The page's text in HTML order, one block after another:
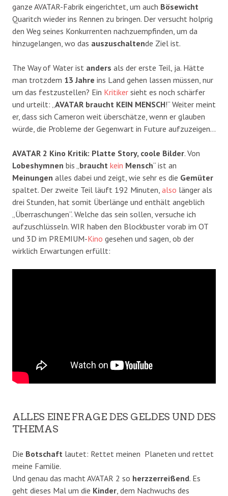
ganze AVATAR-Fabrik eingerichtet, um auch Bösewicht
Quaritch wieder ins Rennen zu bringen. Der versucht holprig
den Weg seines Konkurrenten nachzuempfinden, um da
hinzugelangen, wo das auszuschaltende Ziel ist.
The Way of Water ist anders als der erste Teil, ja. Hätte
man trotzdem 13 Jahre ins Land gehen lassen müssen, nur
um das festzustellen? Ein Kritiker sieht es noch schärfer
und urteilt: „ AVATAR braucht KEIN MENSCH!“ Weiter meint
er, dass sich Cameron weit überschätze, wenn er glauben
würde, die Probleme der Gegenwart in Future aufzuzeigen…
AVATAR 2 Kino Kritik: Platte Story, coole Bilder. Von
Lobeshymnen bis „ braucht kein Mensch“ ist an
Meinungen alles dabei und zeigt, wie sehr es die Gemüter
spaltet. Der zweite Teil läuft 192 Minuten, also länger als
drei Stunden, hat somit Überlänge und enthält angeblich
„Überraschungen“. Welche das sein sollen, versuche ich
aufzuschlüsseln. WIR haben den Blockbuster vorab im OT
und 3D im PREMIUM-Kino gesehen und sagen, ob der
wirklich Erwartungen erfüllt:
ALLES EINE FRAGE DES GELDES UND DES
THEMAS
Die Botschaft lautet: Rettet meinen Planeten und rettet
meine Familie.
Und genau das macht AVATAR 2 so herzzerreißend. Es
geht dieses Mal um die Kinder , dem Nachwuchs des